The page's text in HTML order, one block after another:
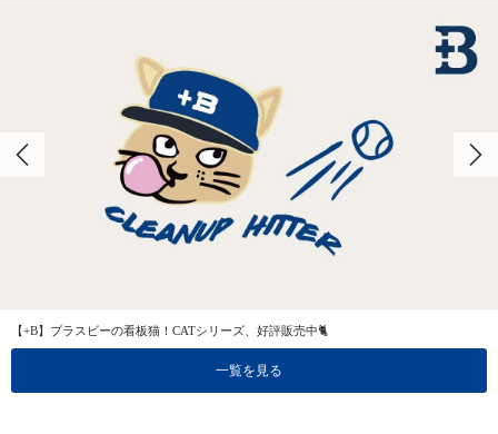
【+B】プラスビーの看板猫！CATシリーズ、好評販売中🐈
一覧を見る